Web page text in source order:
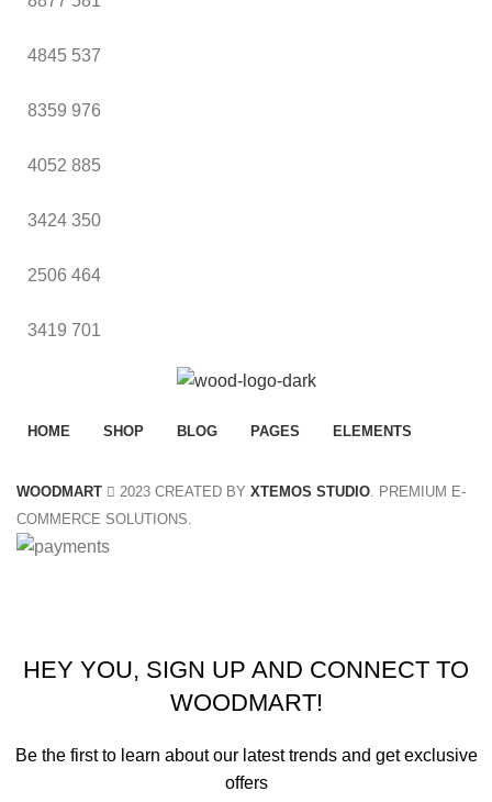
4845 537
8359 976
4052 885
3424 350
2506 464
3419 701
HOME SHOP BLOG PAGES ELEMENTS
WOODMART 2023 CREATED BY XTEMOS STUDIO. PREMIUM E-
COMMERCE SOLUTIONS.
HEY YOU, SIGN UP AND CONNECT TO
WOODMART!
Be the first to learn about our latest trends and get exclusive
offers